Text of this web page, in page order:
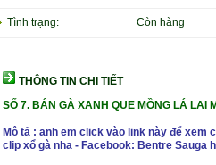
Tình trạng: Còn hàng
THÔNG TIN CHI TIẾT
SỐ 7.BÁN GÀ XANH QUE MỒNG LÁ LAI
Mô tả : anh em click vào link này để xem
clip xổ gà nha - Facebook: Bentre Sauga